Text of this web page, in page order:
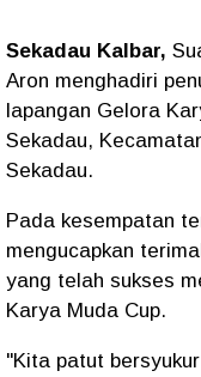
Sekadau Kalbar,
Aron menghadiri
lapangan Gelora
Sekadau,
Sekadau.
Pada kesempatan
mengucapkan
yang telah sukses
Karya Muda Cup.
"Kita patut